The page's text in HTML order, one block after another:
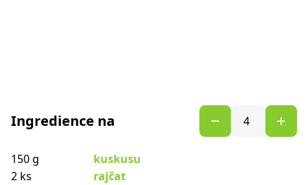
Ingredience na
150 g
kuskusu
2 ks
rajčat